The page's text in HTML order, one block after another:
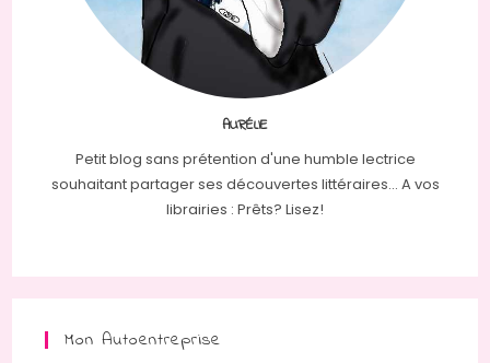
AURÉLIE
Petit blog sans prétention d'une humble lectrice
souhaitant partager ses découvertes littéraires... A vos
librairies : Prêts? Lisez!
Mon Autoentreprise